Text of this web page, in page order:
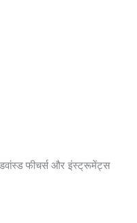
फीचर्स और इंस्ट्रूमेंट्स